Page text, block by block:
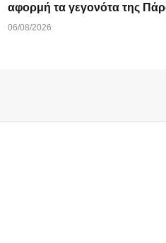
αφορμή τα γεγονότα της
06/08/2026